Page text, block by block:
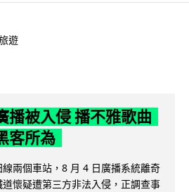
遊
播被入侵 播不雅歌曲
客所為
兩個車站，8 月 4 日廣播系統離奇
懷疑遭第三方非法入侵，正調查事